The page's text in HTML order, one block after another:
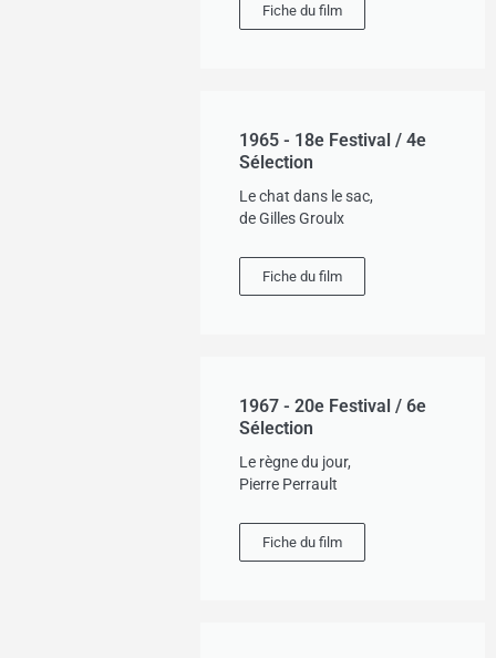
Fiche du film
1965 - 18e Festival / 4e
Sélection
Le chat dans le sac,
de Gilles Groulx
Fiche du film
1967 - 20e Festival / 6e
Sélection
Le règne du jour,
Pierre Perrault
Fiche du film